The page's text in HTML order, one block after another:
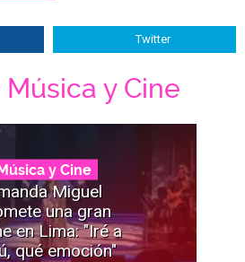
Twitter
y Cine
y Cine
Miguel
una gran
en Lima: "Iré a
qué emoción"